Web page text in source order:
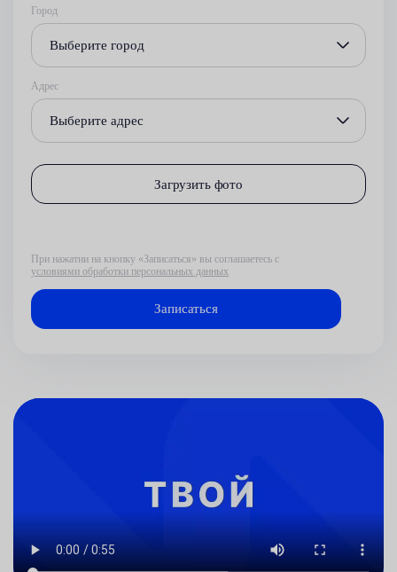
Город
Выберите город
Адрес
Выберите адрес
Загрузить фото
При нажатии на кнопку «Записаться» вы соглашаетесь с
условиями обработки персональных данных